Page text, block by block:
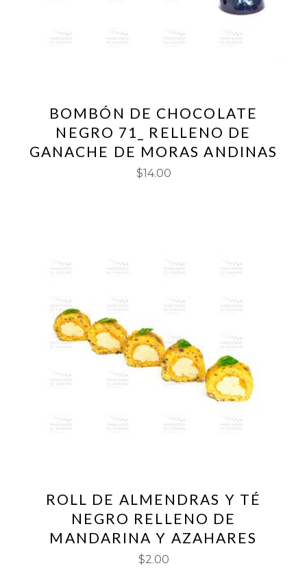
BOMBÓN DE CHOCOLATE
NEGRO 71_ RELLENO DE
GANACHE DE MORAS ANDINAS
$14.00
ROLL DE ALMENDRAS Y TÉ
NEGRO RELLENO DE
MANDARINA Y AZAHARES
$2.00